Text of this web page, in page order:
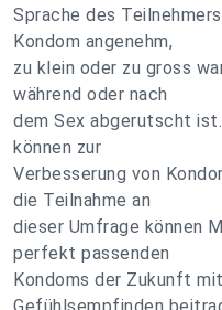
Sprache des
Kondom angenehm,
zu klein oder zu gross
während oder nach
dem Sex abgerutscht
können zur
Verbesserung von
die Teilnahme an
dieser Umfrage können
perfekt passenden
Kondoms der Zukunft